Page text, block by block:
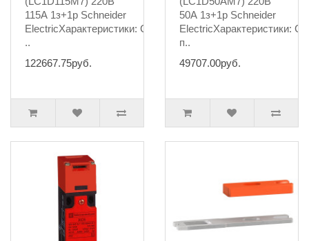
115А 1з+1р Schneider
ElectricХарактеристики: СерияTeSysНаименование
..
122667.75руб.
50А 1з+1р Schneider
ElectricХарактеристики:
п..
49707.00руб.